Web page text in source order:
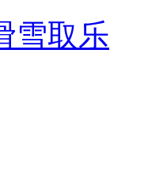
雪取乐